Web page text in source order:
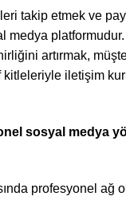
takip etmek ve
medya
artırmak,
kitleleriyle iletişim
sosyal medya
profesyonel ağ